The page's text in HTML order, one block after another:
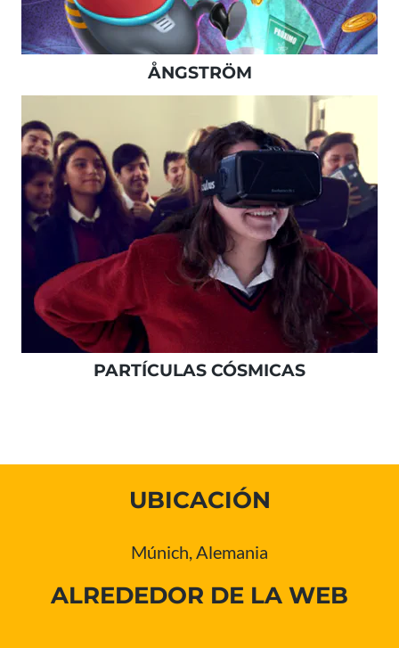
ÅNGSTRÖM
PARTÍCULAS CÓSMICAS
UBICACIÓN
Múnich, Alemania
ALREDEDOR DE LA WEB